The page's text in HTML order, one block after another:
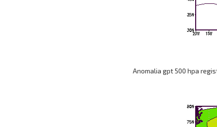
Anomalia gpt 500 hpa